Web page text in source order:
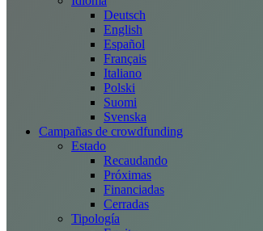
Deutsch
English
Español
Français
Italiano
Polski
Suomi
Svenska
Campañas de crowdfunding
Estado
Recaudando
Próximas
Financiadas
Cerradas
Tipología